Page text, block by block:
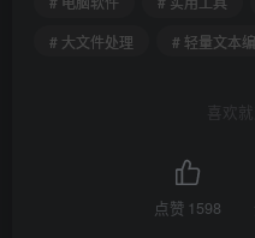
# 大文件处理
# 轻量文本
喜欢
点赞 1598